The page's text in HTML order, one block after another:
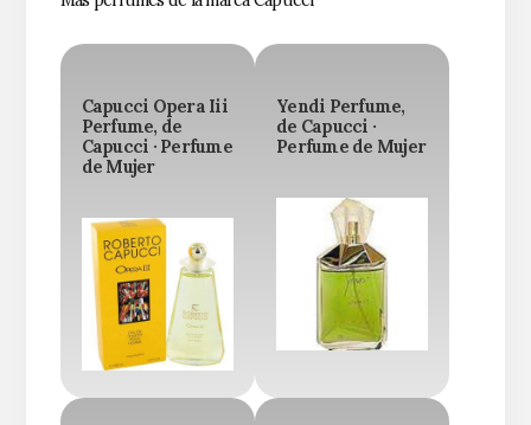
Capucci Opera Iii
Perfume, de
Capucci · Perfume
de Mujer
Yendi Perfume,
de Capucci ·
Perfume de Mujer